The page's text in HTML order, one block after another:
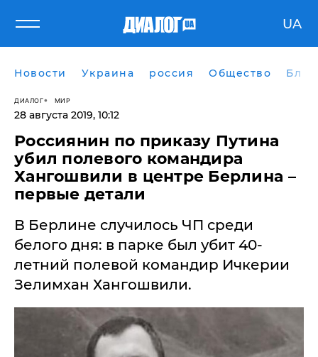
UA
Новости Украина россия Общество
ДИАЛОГ МИР
28 августа 2019, 10:12
Россиянин по приказу Путина
убил полевого командира
Хангошвили в центре Берлина –
первые детали
​В Берлине случилось ЧП среди
белого дня: в парке был убит 40-
летний полевой командир Ичкерии
Зелимхан Хангошвили.